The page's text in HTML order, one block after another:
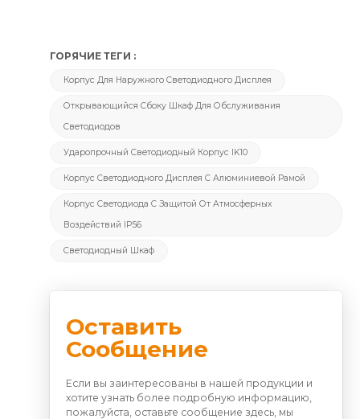
ГОРЯЧИЕ ТЕГИ :
Корпус Для Наружного Светодиодного Дисплея
Открывающийся Сбоку Шкаф Для Обслуживания
Светодиодов
Ударопрочный Светодиодный Корпус IK10
Корпус Светодиодного Дисплея С Алюминиевой Рамой
Корпус Светодиода С Защитой От Атмосферных
Воздействий IP56
Светодиодный Шкаф
Оставить
Сообщение
Если вы заинтересованы в нашей продукции и
хотите узнать более подробную информацию,
пожалуйста, оставьте сообщение здесь, мы